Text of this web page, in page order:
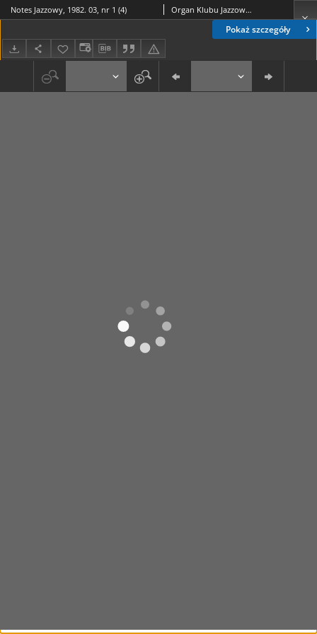
Pokaż szczegóły
Notes Jazzowy, 1982. 03, nr 1 (4) Organ Klubu Jazzowego "Rotunda"